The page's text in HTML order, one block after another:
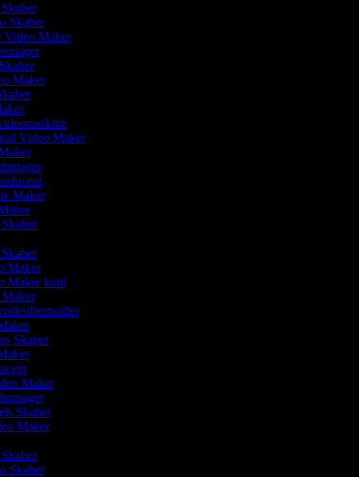
Skaber
Video Maker
Maker
Video Maker
Maker
Skaber
Maker
Maker kopi
Maker
Skaber
Maker
Skaber
Maker
Skaber